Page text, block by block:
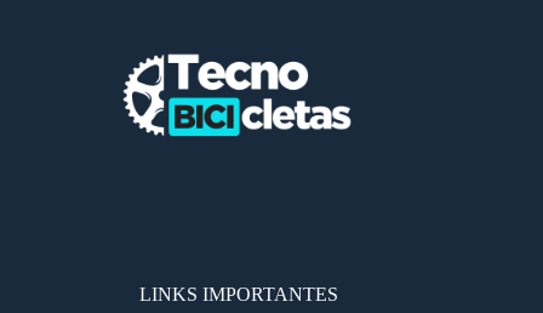
LINKS IMPORTANTES